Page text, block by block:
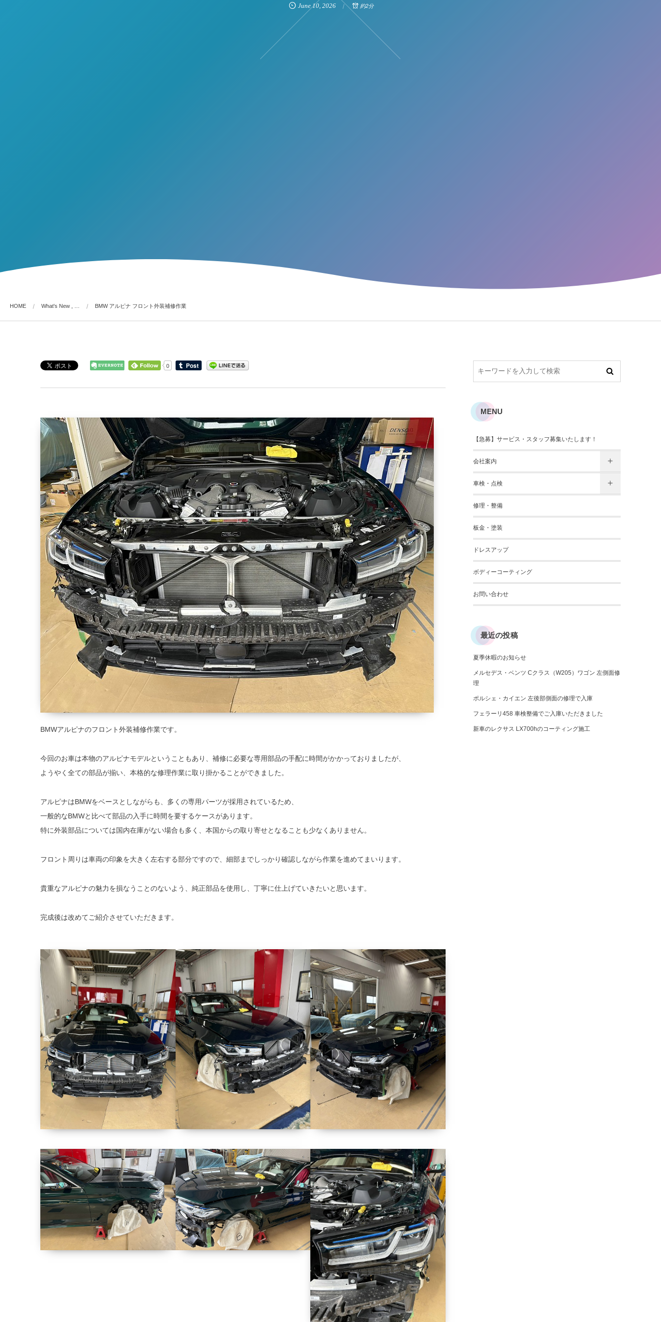
June 10, 2026 約2分
HOME What's New , … BMW アルピナ フロント外装補修作業
0
BMWアルピナのフロント外装補修作業です。
今回のお車は本物のアルピナモデルということもあり、補修に必要な専用部品の手配に時間がかかっておりましたが、
ようやく全ての部品が揃い、本格的な修理作業に取り掛かることができました。
アルピナはBMWをベースとしながらも、多くの専用パーツが採用されているため、
一般的なBMWと比べて部品の入手に時間を要するケースがあります。
特に外装部品については国内在庫がない場合も多く、本国からの取り寄せとなることも少なくありません。
フロント周りは車両の印象を大きく左右する部分ですので、細部までしっかり確認しながら作業を進めてまいります。
貴重なアルピナの魅力を損なうことのないよう、純正部品を使用し、丁寧に仕上げていきたいと思います。
完成後は改めてご紹介させていただきます。
MENU
【急募】サービス・スタッフ募集いたします！
会社案内
車検・点検
修理・整備
板金・塗装
ドレスアップ
ボディーコーティング
お問い合わせ
最近の投稿
夏季休暇のお知らせ
メルセデス・ベンツ Cクラス（W205）ワゴン 左側面修
理
ポルシェ・カイエン 左後部側面の修理で入庫
フェラーリ458 車検整備でご入庫いただきました
新車のレクサス LX700hのコーティング施工